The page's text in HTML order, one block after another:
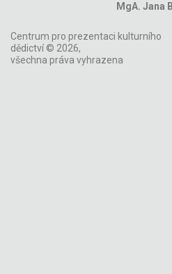
MgA. Jana
Centrum pro prezentaci kulturního
dědictví © 2026,
všechna práva vyhrazena